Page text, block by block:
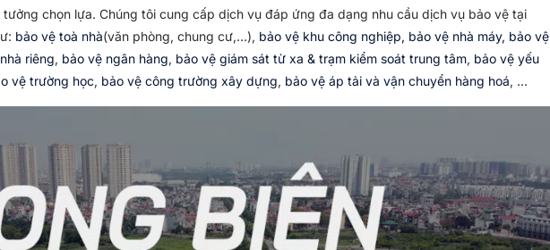
chọn lựa. Chúng tôi cung cấp dịch vụ đáp ứng đa dạng nhu cầu dịch vụ bảo vệ tại
bảo vệ toà nhà(văn phòng, chung cư,…), bảo vệ khu công nghiệp, bảo vệ nhà máy, bảo vệ
riêng, bảo vệ ngân hàng, bảo vệ giám sát từ xa & trạm kiểm soát trung tâm, bảo vệ yếu
vệ trường học, bảo vệ công trường xây dựng, bảo vệ áp tải và vận chuyển hàng hoá, …